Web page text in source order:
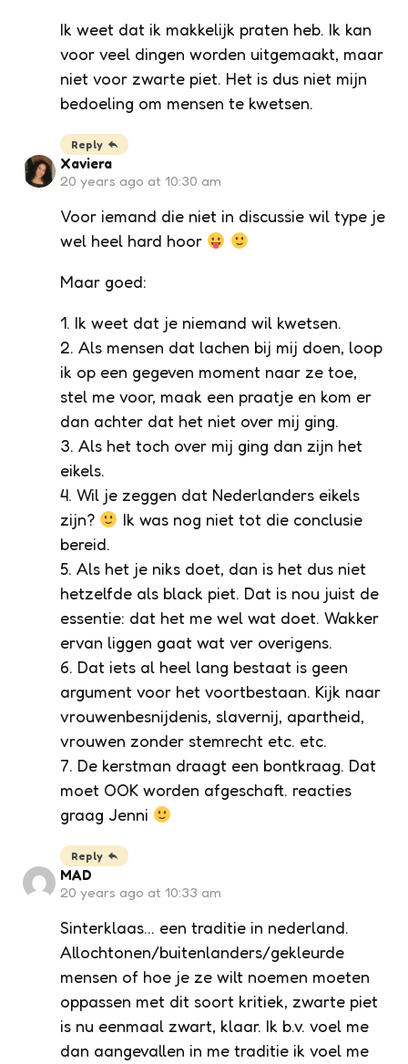
Ik weet dat ik makkelijk praten heb. Ik kan
voor veel dingen worden uitgemaakt, maar
niet voor zwarte piet. Het is dus niet mijn
bedoeling om mensen te kwetsen.
Reply
Xaviera
20 years ago at 10:30 am
Voor iemand die niet in discussie wil type je
wel heel hard hoor
Maar goed:
1. Ik weet dat je niemand wil kwetsen.
2. Als mensen dat lachen bij mij doen, loop
ik op een gegeven moment naar ze toe,
stel me voor, maak een praatje en kom er
dan achter dat het niet over mij ging.
3. Als het toch over mij ging dan zijn het
eikels.
4. Wil je zeggen dat Nederlanders eikels
zijn?
Ik was nog niet tot die conclusie
bereid.
5. Als het je niks doet, dan is het dus niet
hetzelfde als black piet. Dat is nou juist de
essentie: dat het me wel wat doet. Wakker
ervan liggen gaat wat ver overigens.
6. Dat iets al heel lang bestaat is geen
argument voor het voortbestaan. Kijk naar
vrouwenbesnijdenis, slavernij, apartheid,
vrouwen zonder stemrecht etc. etc.
7. De kerstman draagt een bontkraag. Dat
moet OOK worden afgeschaft. reacties
graag Jenni
Reply
MAD
20 years ago at 10:33 am
Sinterklaas… een traditie in nederland.
Allochtonen/buitenlanders/gekleurde
mensen of hoe je ze wilt noemen moeten
oppassen met dit soort kritiek, zwarte piet
is nu eenmaal zwart, klaar. Ik b.v. voel me
dan aangevallen in me traditie ik voel me